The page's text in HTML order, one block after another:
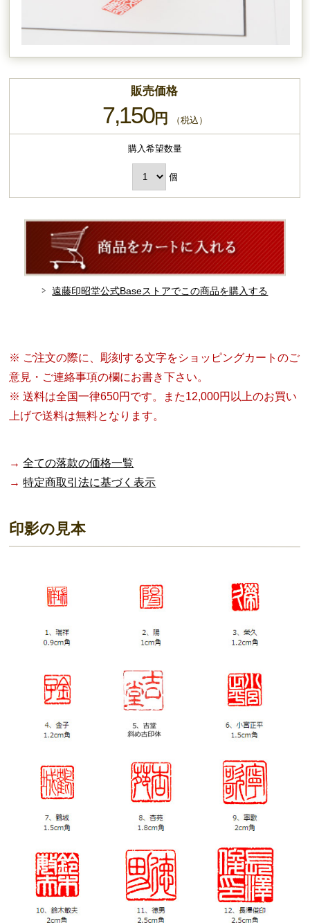
販売価格
7,150円 （税込）
購入希望数量
個
遠藤印昭堂公式Baseストアでこの商品を購入する
※ ご注文の際に、彫刻する文字をショッピングカートのご
意見・ご連絡事項の欄にお書き下さい。
※ 送料は全国一律650円です。また12,000円以上のお買い
上げで送料は無料となります。
→全ての落款の価格一覧
→特定商取引法に基づく表示
印影の見本